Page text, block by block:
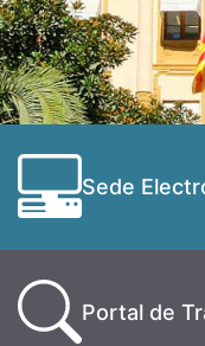
Sede
Portal de